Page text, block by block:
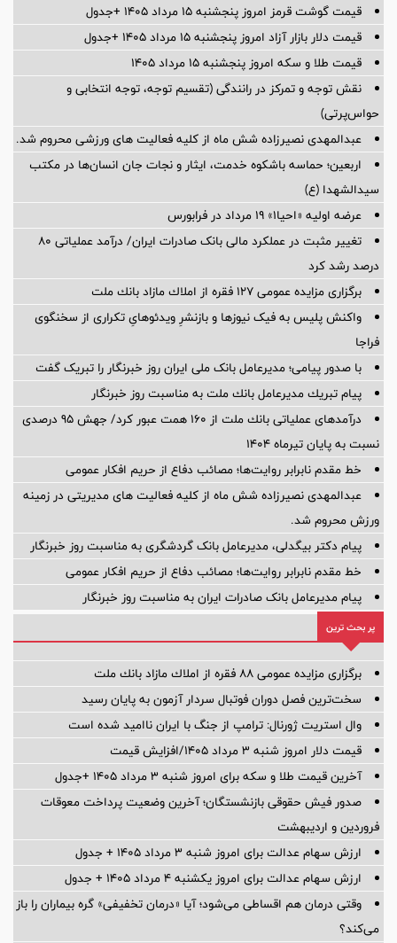
قیمت گوشت قرمز امروز پنجشنبه ۱۵ مرداد ۱۴۰۵ +جدول
قیمت دلار بازار آزاد امروز پنجشنبه ۱۵ مرداد ۱۴۰۵ +جدول
قیمت طلا و سکه امروز پنجشنبه ۱۵ مرداد ۱۴۰۵
نقش توجه و تمرکز در رانندگی (تقسیم توجه، توجه انتخابی و
حواس‌پرتی)
عبدالمهدی نصیرزاده شش ماه از کلیه فعالیت های ورزشی محروم شد.
اربعین؛ حماسه باشکوه خدمت، ایثار و نجات جان انسان‌ها در مکتب
سیدالشهدا (ع)
عرضه اولیه «احیا۱» ۱۹ مرداد در فرابورس
تغییر مثبت در عملکرد مالی بانک صادرات ایران/ درآمد عملیاتی 80
درصد رشد کرد
برگزاری مزایده عمومی 127 فقره از املاك مازاد بانك ملت
واکنش پلیس به فیک نیوزها و بازنشرِ ویدئوهایِ تکراری از سخنگوی
فراجا
با صدور پیامی؛ مدیرعامل بانک ملی ایران روز خبرنگار را تبریک گفت
پیام تبریك مدیرعامل بانك ملت به مناسبت روز خبرنگار
درآمدهای عملیاتی بانك ملت از 160 همت عبور كرد/ جهش 95 درصدی
نسبت به پایان تیرماه 1404
خط مقدم نابرابر روایت‌ها؛ مصائب دفاع از حریم افکار عمومی
عبدالمهدی نصیرزاده شش ماه از کلیه فعالیت های مدیریتی در زمینه
ورزش محروم شد.
پیام دکتر بیگدلی، مدیرعامل بانک گردشگری به مناسبت روز خبرنگار
خط مقدم نابرابر روایت‌ها؛ مصائب دفاع از حریم افکار عمومی
پیام مدیرعامل بانک صادرات ایران به مناسبت روز خبرنگار
پر بحث ترین
برگزاری مزایده عمومی 88 فقره از املاك مازاد بانك ملت
سخت‌ترین فصل دوران فوتبال سردار آزمون به پایان رسید
وال استریت ژورنال: ترامپ از جنگ با ایران ناامید شده است
قیمت دلار امروز شنبه ۳ مرداد ۱۴۰۵/افزایش قیمت
آخرین قیمت طلا و سکه برای امروز شنبه ۳ مرداد ۱۴۰۵ +جدول
صدور فیش حقوقی بازنشستگان؛ آخرین وضعیت پرداخت معوقات
فروردین و اردیبهشت
ارزش سهام عدالت برای امروز شنبه ۳ مرداد ۱۴۰۵ + جدول
ارزش سهام عدالت برای امروز یکشنبه ۴ مرداد ۱۴۰۵ + جدول
وقتی درمان هم اقساطی می‌شود؛ آیا «درمان تخفیفی» گره بیماران را باز
می‌کند؟